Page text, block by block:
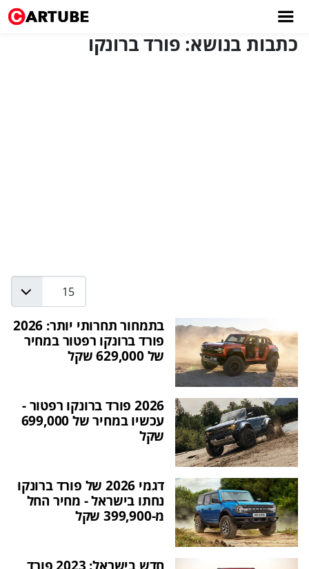
כתבות בנושא: פורד ברונקו
בתמחור תחרותי יותר: 2026
פורד ברונקו רפטור במחיר
של 629,000 שקל
2026 פורד ברונקו רפטור -
עכשיו במחיר של 699,000
שקל
דגמי 2026 של פורד ברונקו
נחתו בישראל - מחיר החל
מ-399,900 שקל
חדש בישראל: 2023 פורד